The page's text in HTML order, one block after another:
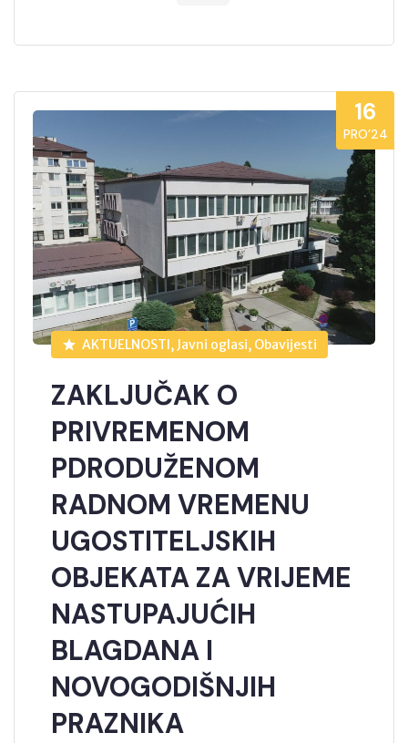
16
PRO’24
AKTUELNOSTI, Javni oglasi, Obavijesti
ZAKLJUČAK O
PRIVREMENOM
PDRODUŽENOM
RADNOM VREMENU
UGOSTITELJSKIH
OBJEKATA ZA VRIJEME
NASTUPAJUĆIH
BLAGDANA I
NOVOGODIŠNJIH
PRAZNIKA